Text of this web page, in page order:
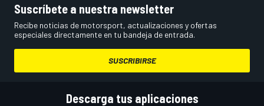
Suscríbete a nuestra newsletter
Recibe noticias de motorsport, actualizaciones y ofertas
especiales directamente en tu bandeja de entrada.
SUSCRIBIRSE
Descarga tus aplicaciones